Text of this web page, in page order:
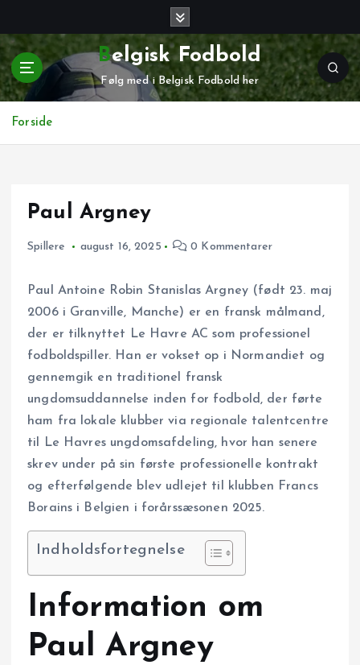
t
i
i
Belgisk Fodbold
Følg med i Belgisk Fodbold her
Forside
Paul Argney
Spillere august 16, 2025 0 Kommentarer
Paul Antoine Robin Stanislas Argney (født 23. maj
2006 i Granville, Manche) er en fransk målmand,
der er tilknyttet Le Havre AC som professionel
fodboldspiller. Han er vokset op i Normandiet og
gennemgik en traditionel fransk
ungdomsuddannelse inden for fodbold, der førte
ham fra lokale klubber via regionale talentcentre
til Le Havres ungdomsafdeling, hvor han senere
skrev under på sin første professionelle kontrakt
og efterfølgende blev udlejet til klubben Francs
Borains i Belgien i forårssæsonen 2025.
Indholdsfortegnelse
Information om
Paul Argney